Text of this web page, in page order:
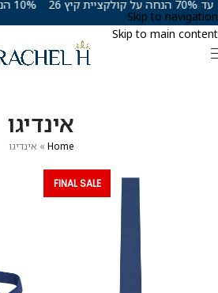
Skip to navigation
Skip to main content
אינדיגו
Home
» אינדיגו
FINAL SALE
10% הנחה בהצטרפות למועדון VIP עד 70% הנחה על קולקציית קיץ 26